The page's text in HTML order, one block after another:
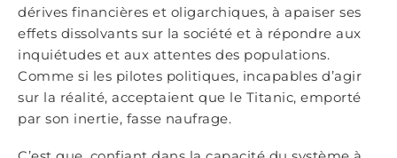
dérives financières et oligarchiques, à apaiser ses
effets dissolvants sur la société et à répondre aux
inquiétudes et aux attentes des populations.
Comme si les pilotes politiques, incapables d’agir
sur la réalité, acceptaient que le Titanic, emporté
par son inertie, fasse naufrage.